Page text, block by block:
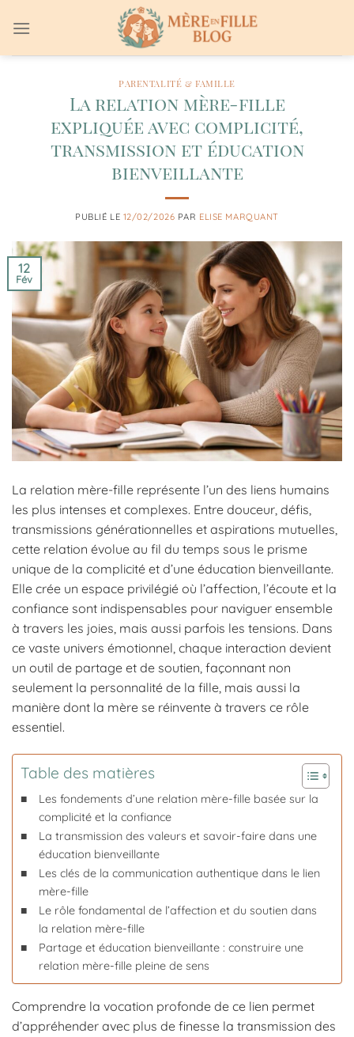
au
PARENTALITÉ & FAMILLE
La relation mère-fille
expliquée avec complicité,
transmission et éducation
bienveillante
PUBLIÉ LE 12/02/2026 PAR ELISE MARQUANT
12
Fév
La relation mère-fille représente l’un des liens humains
les plus intenses et complexes. Entre douceur, défis,
transmissions générationnelles et aspirations mutuelles,
cette relation évolue au fil du temps sous le prisme
unique de la complicité et d’une éducation bienveillante.
Elle crée un espace privilégié où l’affection, l’écoute et la
confiance sont indispensables pour naviguer ensemble
à travers les joies, mais aussi parfois les tensions. Dans
ce vaste univers émotionnel, chaque interaction devient
un outil de partage et de soutien, façonnant non
seulement la personnalité de la fille, mais aussi la
manière dont la mère se réinvente à travers ce rôle
essentiel.
Table des matières
Les fondements d’une relation mère-fille basée sur la
complicité et la confiance
La transmission des valeurs et savoir-faire dans une
éducation bienveillante
Les clés de la communication authentique dans le lien
mère-fille
Le rôle fondamental de l’affection et du soutien dans
la relation mère-fille
Partage et éducation bienveillante : construire une
relation mère-fille pleine de sens
Comprendre la vocation profonde de ce lien permet
d’appréhender avec plus de finesse la transmission des